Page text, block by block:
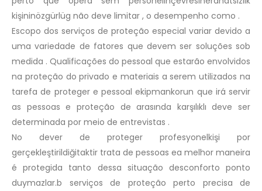
kişininözgürlüg não deve limitar , o desempenho como .
Escopo dos serviços de proteção especial variar devido a
uma variedade de fatores que devem ser soluções sob
medida . Qualificações do pessoal que estarão envolvidos
na proteção do privado e materiais a serem utilizados na
tarefa de proteger e pessoal ekipmankorun que irá servir
as pessoas e proteção de arasında karşılıklı deve ser
determinada por meio de entrevistas .
No dever de proteger profesyonelkişi por
gerçekleştirildiğitaktir trata de pessoas ea melhor maneira
é protegida tanto dessa situação desconforto ponto
duymazlar.b serviços de proteção perto precisa de